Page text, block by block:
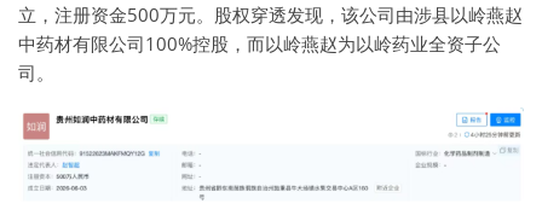
立，注册资金500万元。股权穿透发现，该公司由涉县以岭燕赵
中药材有限公司100%控股，而以岭燕赵为以岭药业全资子公
司。